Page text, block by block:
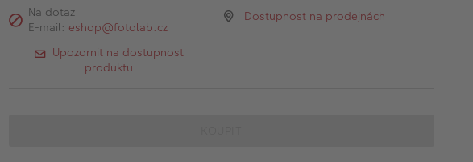
Na dotaz
E-mail: eshop@fotolab.cz
Upozornit na dostupnost
produktu
Dostupnost na prodejnách